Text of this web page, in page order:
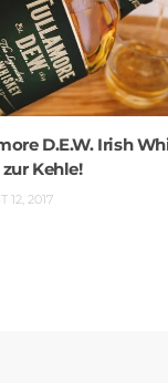
D.E.W. Irish
Kehle!
12, 2017